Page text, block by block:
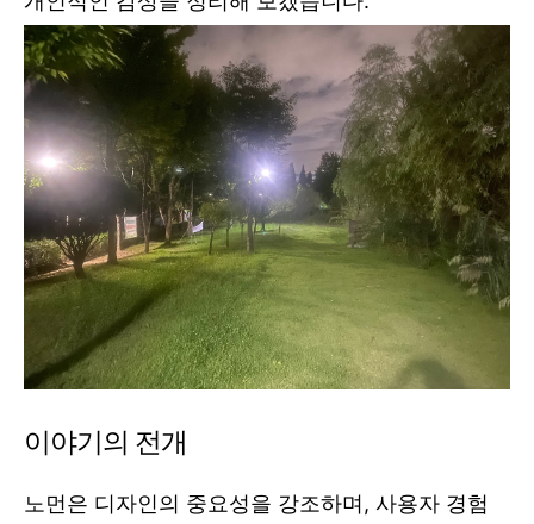
이야기의 전개
노먼은 디자인의 중요성을 강조하며, 사용자 경험